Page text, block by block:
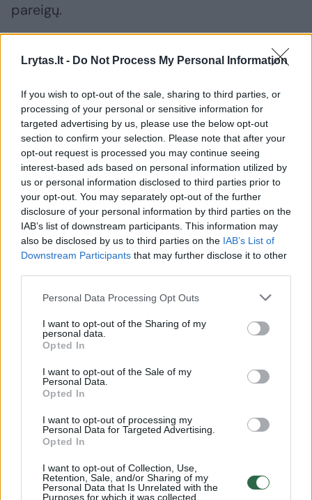
Lrytas.lt - Do Not Process My Personal Information
If you wish to opt-out of the sale, sharing to third parties, or
processing of your personal or sensitive information for
targeted advertising by us, please use the below opt-out
section to confirm your selection. Please note that after your
opt-out request is processed you may continue seeing
interest-based ads based on personal information utilized by
us or personal information disclosed to third parties prior to
your opt-out. You may separately opt-out of the further
disclosure of your personal information by third parties on the
IAB’s list of downstream participants. This information may
also be disclosed by us to third parties on the IAB’s List of
Downstream Participants that may further disclose it to other
Personal Data Processing Opt Outs
I want to opt-out of the Sharing of my
personal data.
Opted In
I want to opt-out of the Sale of my
Personal Data.
Opted In
I want to opt-out of processing my
Personal Data for Targeted Advertising.
Opted In
I want to opt-out of Collection, Use,
Retention, Sale, and/or Sharing of my
Personal Data that Is Unrelated with the
Purposes for which it was collected.
pareigų.
JAV federalinis tyrimų biuras (FTB) FTB
Jamesas Comey
Komentuoti po šiuo straipsniu
Komentuoti gali tik Lrytas registruoti vartotojai.
Prisijunkite prie registruotų vartotojų
bendruomenės ir bendraukite komentaruose!
Rodyti komentarus
Prisijungti komentatoriams